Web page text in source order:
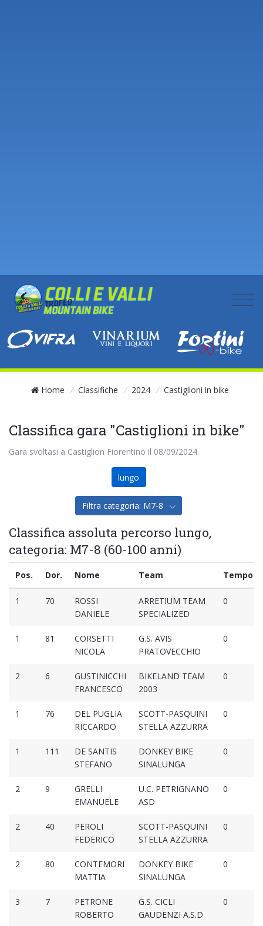
Home / Classifiche / 2024 / Castiglioni in bike
Classifica gara "Castiglioni in bike"
Gara svoltasi a Castiglion Fiorentino il 08/09/2024.
lungo
Filtra categoria: M7-8
Classifica assoluta percorso lungo,
categoria: M7-8 (60-100 anni)
Pos. Dor. Nome Team Tempo
1 70
ROSSI
DANIELE
ARRETIUM TEAM
SPECIALIZED
0
1 81
CORSETTI
NICOLA
G.S. AVIS
PRATOVECCHIO
0
2 6
GUSTINICCHI
FRANCESCO
BIKELAND TEAM
2003
0
1 76
DEL PUGLIA
RICCARDO
SCOTT-PASQUINI
STELLA AZZURRA
0
1 111
DE SANTIS
STEFANO
DONKEY BIKE
SINALUNGA
0
2 9
GRELLI
EMANUELE
U.C. PETRIGNANO
ASD
0
2 40
PEROLI
FEDERICO
SCOTT-PASQUINI
STELLA AZZURRA
0
2 80
CONTEMORI
MATTIA
DONKEY BIKE
SINALUNGA
0
3 7
PETRONE
ROBERTO
G.S. CICLI
GAUDENZI A.S.D
0